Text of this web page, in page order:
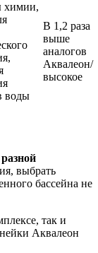
химии,
воды
В 1,2 раза
выше
аналогов
Аквалеон/
высокое
выбрать
бассейна не
так и
Аквалеон